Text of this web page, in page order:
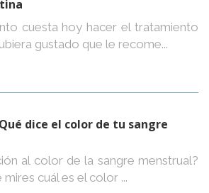
cuesta hoy hacer el tratamiento
gustado que le recome...
dice el color de tu sangre
al color de la sangre menstrual?
cuál es el color ...